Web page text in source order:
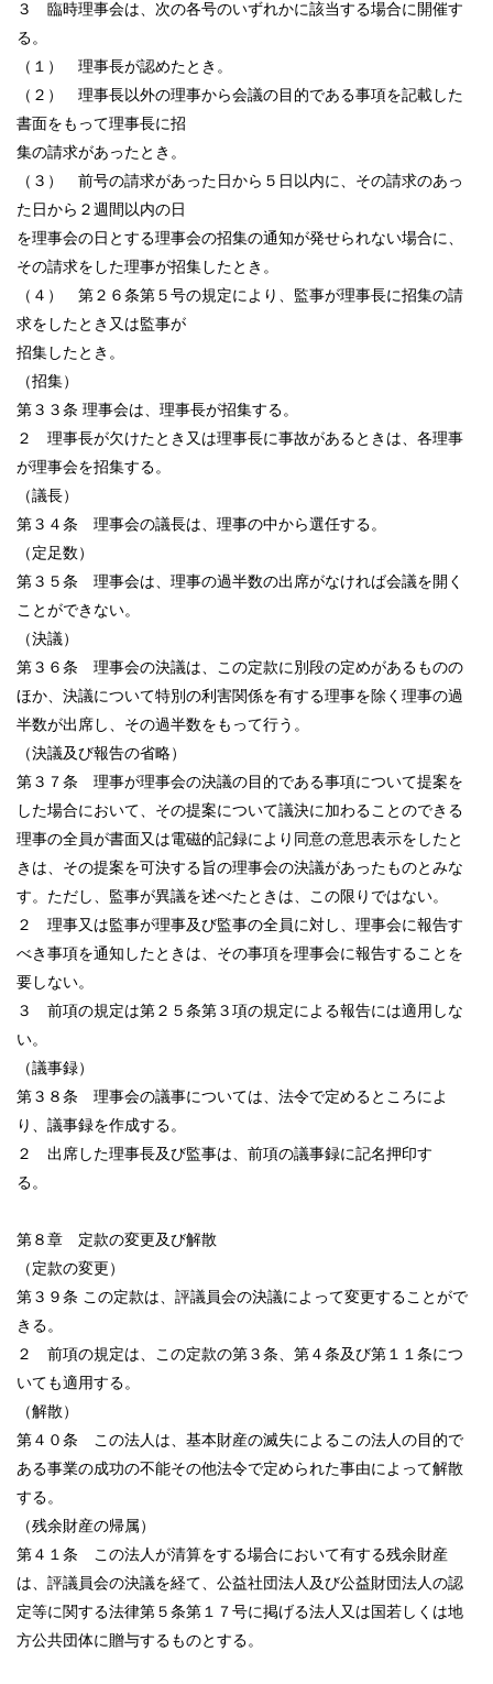
３ 臨時理事会は、次の各号のいずれかに該当する場合に開催す
る。
（１） 理事長が認めたとき。
（２） 理事長以外の理事から会議の目的である事項を記載した
書面をもって理事長に招
集の請求があったとき。
（３） 前号の請求があった日から５日以内に、その請求のあっ
た日から２週間以内の日
を理事会の日とする理事会の招集の通知が発せられない場合に、
その請求をした理事が招集したとき。
（４） 第２６条第５号の規定により、監事が理事長に招集の請
求をしたとき又は監事が
招集したとき。
（招集）
第３３条 理事会は、理事長が招集する。
２ 理事長が欠けたとき又は理事長に事故があるときは、各理事
が理事会を招集する。
（議長）
第３４条 理事会の議長は、理事の中から選任する。
（定足数）
第３５条 理事会は、理事の過半数の出席がなければ会議を開く
ことができない。
（決議）
第３６条 理事会の決議は、この定款に別段の定めがあるものの
ほか、決議について特別の利害関係を有する理事を除く理事の過
半数が出席し、その過半数をもって行う。
（決議及び報告の省略）
第３７条 理事が理事会の決議の目的である事項について提案を
した場合において、その提案について議決に加わることのできる
理事の全員が書面又は電磁的記録により同意の意思表示をしたと
きは、その提案を可決する旨の理事会の決議があったものとみな
す。ただし、監事が異議を述べたときは、この限りではない。
２ 理事又は監事が理事及び監事の全員に対し、理事会に報告す
べき事項を通知したときは、その事項を理事会に報告することを
要しない。
３ 前項の規定は第２５条第３項の規定による報告には適用しな
い。
（議事録）
第３８条 理事会の議事については、法令で定めるところによ
り、議事録を作成する。
２ 出席した理事長及び監事は、前項の議事録に記名押印す
る。
第８章 定款の変更及び解散
（定款の変更）
第３９条 この定款は、評議員会の決議によって変更することがで
きる。
２ 前項の規定は、この定款の第３条、第４条及び第１１条につ
いても適用する。
（解散）
第４０条 この法人は、基本財産の滅失によるこの法人の目的で
ある事業の成功の不能その他法令で定められた事由によって解散
する。
（残余財産の帰属）
第４１条 この法人が清算をする場合において有する残余財産
は、評議員会の決議を経て、公益社団法人及び公益財団法人の認
定等に関する法律第５条第１７号に掲げる法人又は国若しくは地
方公共団体に贈与するものとする。